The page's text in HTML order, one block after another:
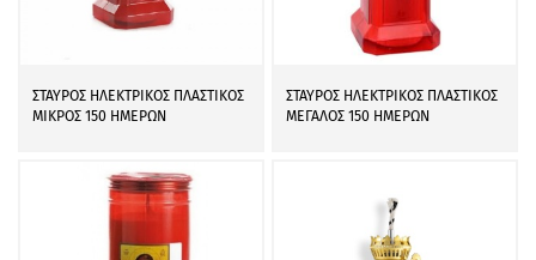
ΣΤΑΥΡΟΣ ΗΛΕΚΤΡΙΚΟΣ ΠΛΑΣΤΙΚΟΣ
ΜΙΚΡΟΣ 150 ΗΜΕΡΩΝ
ΣΤΑΥΡΟΣ ΗΛΕΚΤΡΙΚΟΣ ΠΛΑΣΤΙΚΟΣ
ΜΕΓΑΛΟΣ 150 ΗΜΕΡΩΝ